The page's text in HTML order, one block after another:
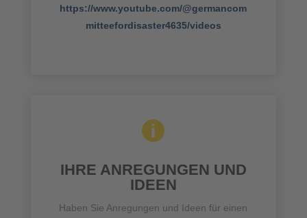
https://www.youtube.com/@germancom
mitteefordisaster4635/videos

IHRE ANREGUNGEN UND
IDEEN
Haben Sie Anregungen und Ideen für einen